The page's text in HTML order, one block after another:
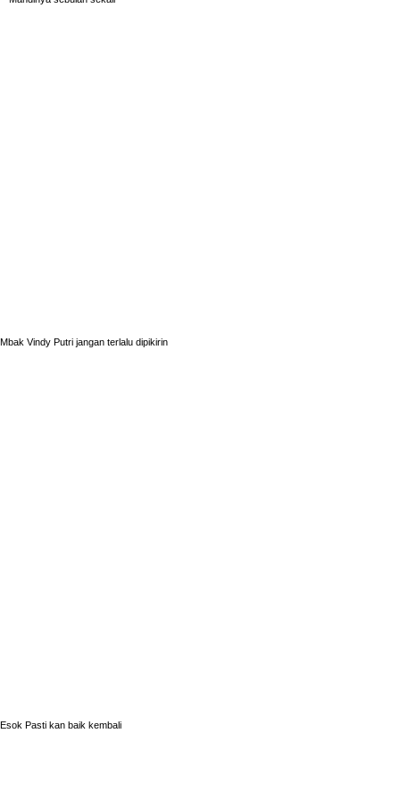
Mbak Vindy Putri jangan terlalu dipikirin
Esok Pasti kan baik kembali